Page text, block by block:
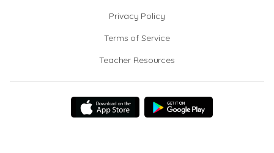
Privacy Policy
Terms of Service
Teacher Resources